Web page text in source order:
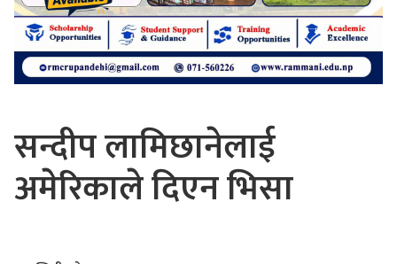
सन्दीप लामिछानेलाई
अमेरिकाले दिएन भिसा